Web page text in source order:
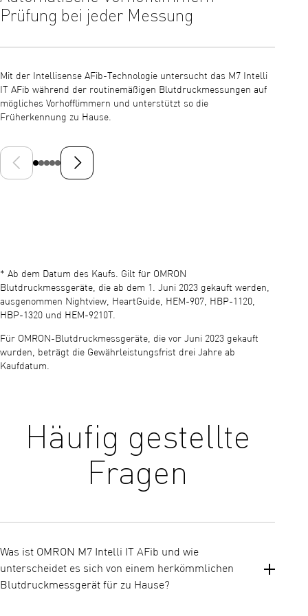
Prüfung bei jeder Messung
Mit der Intellisense AFib-Technologie untersucht das M7 Intelli
IT AFib während der routinemäßigen Blutdruckmessungen auf
mögliches Vorhofflimmern und unterstützt so die
Früherkennung zu Hause.
Vorheriges DiaNächste Folie
* Ab dem Datum des Kaufs. Gilt für OMRON
Blutdruckmessgeräte, die ab dem 1. Juni 2023 gekauft werden,
ausgenommen Nightview, HeartGuide, HEM-907, HBP-1120,
HBP-1320 und HEM-9210T.
Für OMRON-Blutdruckmessgeräte, die vor Juni 2023 gekauft
wurden, beträgt die Gewährleistungsfrist drei Jahre ab
Kaufdatum.
Häufig gestellte
Fragen
Was ist OMRON M7 Intelli IT AFib und wie
unterscheidet es sich von einem herkömmlichen
Blutdruckmessgerät für zu Hause?